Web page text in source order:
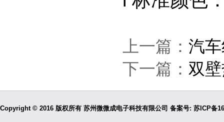
上一篇： 汽
下一篇： 双
Copyright © 2016 版权所有 苏州微微成电子科技有限公司 备案号: 苏ICP备